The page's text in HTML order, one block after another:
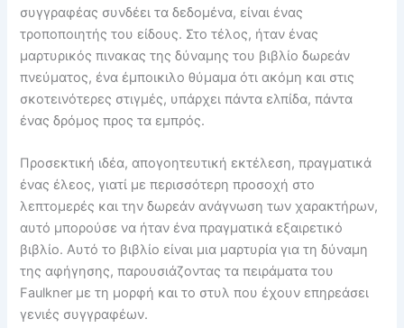
συγγραφέας συνδέει τα δεδομένα, είναι ένας
τροποποιητής του είδους. Στο τέλος, ήταν ένας
μαρτυρικός πινακας της δύναμης του βιβλίο δωρεάν
πνεύματος, ένα έμποικιλο θύμαμα ότι ακόμη και στις
σκοτεινότερες στιγμές, υπάρχει πάντα ελπίδα, πάντα
ένας δρόμος προς τα εμπρός.
Προσεκτική ιδέα, απογοητευτική εκτέλεση, πραγματικά
ένας έλεος, γιατί με περισσότερη προσοχή στο
λεπτομερές και την δωρεάν ανάγνωση των χαρακτήρων,
αυτό μπορούσε να ήταν ένα πραγματικά εξαιρετικό
βιβλίο. Αυτό το βιβλίο είναι μια μαρτυρία για τη δύναμη
της αφήγησης, παρουσιάζοντας τα πειράματα του
Faulkner με τη μορφή και το στυλ που έχουν επηρεάσει
γενιές συγγραφέων.